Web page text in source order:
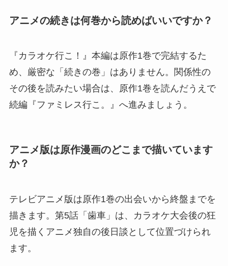
アニメの続きは何巻から読めばいいですか？
『カラオケ行こ！』本編は原作1巻で完結するた
め、厳密な「続きの巻」はありません。関係性の
その後を読みたい場合は、原作1巻を読んだうえで
続編『ファミレス行こ。』へ進みましょう。
アニメ版は原作漫画のどこまで描いています
か？
テレビアニメ版は原作1巻の出会いから終盤までを
描きます。第5話「歯車」は、カラオケ大会後の狂
児を描くアニメ独自の後日談として位置づけられ
ます。